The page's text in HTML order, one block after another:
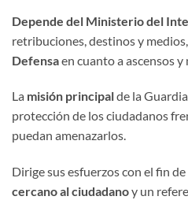
Depende del Ministerio del
retribuciones, destinos y medios,
Defensaen cuanto a ascensos
La misión principalde la
protección de los ciudadanos
puedan amenazarlos.
Dirige sus esfuerzos con el fin de
cercano al ciudadanoy un